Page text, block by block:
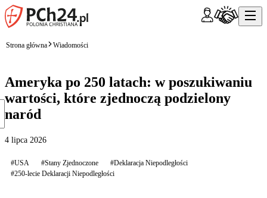
Strona główna Wiadomości
Ameryka po 250 latach: w poszukiwaniu
wartości, które zjednoczą podzielony
naród
4 lipca 2026
#USA #Stany Zjednoczone
#Deklaracja Niepodległości
#250-lecie Deklaracji Niepodległości